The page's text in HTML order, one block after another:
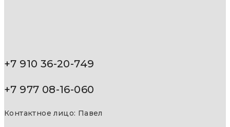
+7 910 36-20-749
+7 977 08-16-060
Контактное лицо: Павел